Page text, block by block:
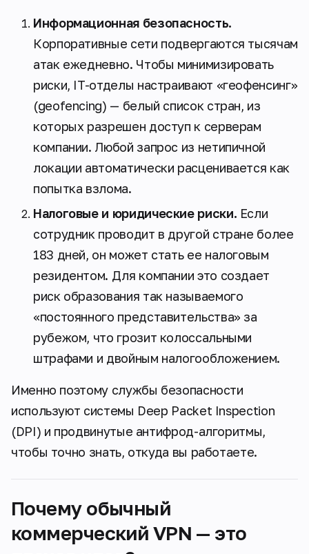
Информационная безопасность.
Корпоративные сети подвергаются тысячам
атак ежедневно. Чтобы минимизировать
риски, IT-отделы настраивают «геофенсинг»
(geofencing) — белый список стран, из
которых разрешен доступ к серверам
компании. Любой запрос из нетипичной
локации автоматически расценивается как
попытка взлома.
Налоговые и юридические риски. Если
сотрудник проводит в другой стране более
183 дней, он может стать ее налоговым
резидентом. Для компании это создает
риск образования так называемого
«постоянного представительства» за
рубежом, что грозит колоссальными
штрафами и двойным налогообложением.
Именно поэтому службы безопасности
используют системы Deep Packet Inspection
(DPI) и продвинутые антифрод-алгоритмы,
чтобы точно знать, откуда вы работаете.
Почему обычный
коммерческий VPN — это